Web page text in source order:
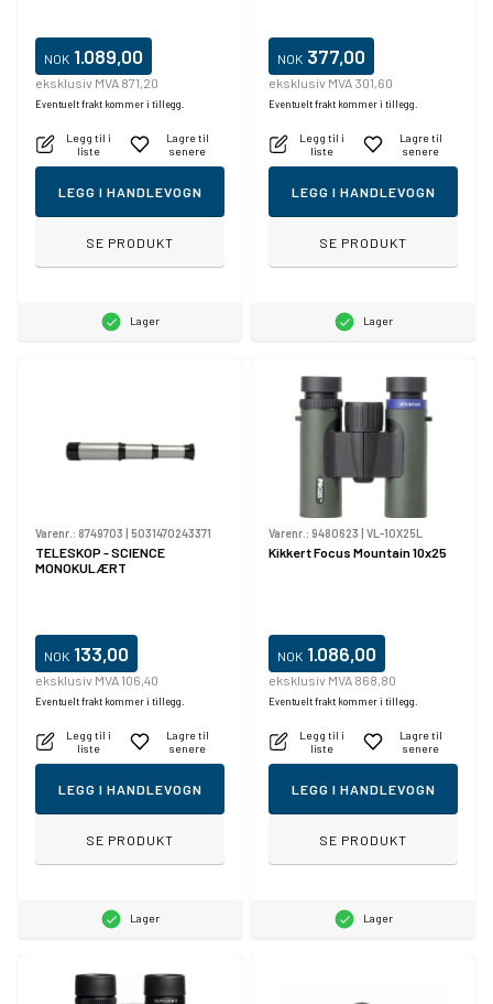
NOK 1.089,00
eksklusiv MVA 871,20
Eventuelt frakt kommer i tillegg.
Legg til i
liste
Lagre til
senere
LEGG I HANDLEVOGN
SE PRODUKT
Lager
NOK 377,00
eksklusiv MVA 301,60
Eventuelt frakt kommer i tillegg.
Legg til i
liste
Lagre til
senere
LEGG I HANDLEVOGN
SE PRODUKT
Lager
Varenr.: 8749703 | 5031470243371
TELESKOP - SCIENCE
MONOKULÆRT
NOK 133,00
eksklusiv MVA 106,40
Eventuelt frakt kommer i tillegg.
Legg til i
liste
Lagre til
senere
LEGG I HANDLEVOGN
SE PRODUKT
Lager
Varenr.: 9480623 | VL-10X25L
Kikkert Focus Mountain 10x25
NOK 1.086,00
eksklusiv MVA 868,80
Eventuelt frakt kommer i tillegg.
Legg til i
liste
Lagre til
senere
LEGG I HANDLEVOGN
SE PRODUKT
Lager